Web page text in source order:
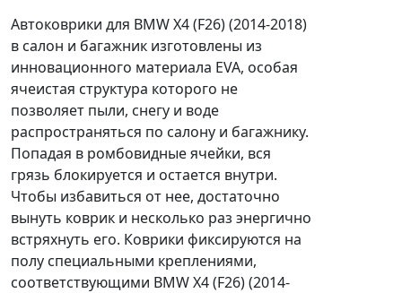
Автоковрики для BMW X4 (F26) (2014-2018)
в салон и багажник изготовлены из
инновационного материала EVA, особая
ячеистая структура которого не
позволяет пыли, снегу и воде
распространяться по салону и багажнику.
Попадая в ромбовидные ячейки, вся
грязь блокируется и остается внутри.
Чтобы избавиться от нее, достаточно
вынуть коврик и несколько раз энергично
встряхнуть его. Коврики фиксируются на
полу специальными креплениями,
соответствующими BMW X4 (F26) (2014-